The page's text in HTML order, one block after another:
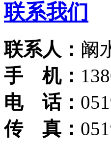
联系我们
联系人： 阚
手 机：
电 话：
传 真：